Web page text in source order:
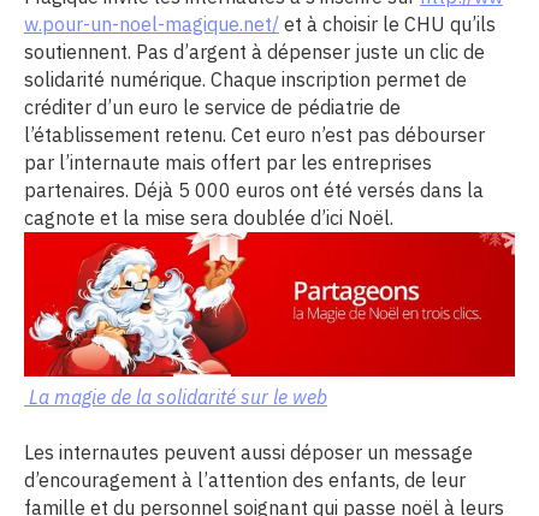
w.pour-un-noel-magique.net/ et à choisir le CHU qu’ils
soutiennent. Pas d’argent à dépenser juste un clic de
solidarité numérique. Chaque inscription permet de
créditer d’un euro le service de pédiatrie de
l’établissement retenu. Cet euro n’est pas débourser
par l’internaute mais offert par les entreprises
partenaires. Déjà 5 000 euros ont été versés dans la
cagnote et la mise sera doublée d’ici Noël.
La magie de la solidarité sur le web
Les internautes peuvent aussi déposer un message
d’encouragement à l’attention des enfants, de leur
famille et du personnel soignant qui passe noël à leurs